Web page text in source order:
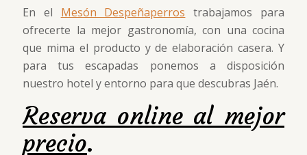
En el Mesón Despeñaperros trabajamos para
ofrecerte la mejor gastronomía, con una cocina
que mima el producto y de elaboración casera. Y
para tus escapadas ponemos a disposición
nuestro hotel y entorno para que descubras Jaén.
Reserva online al mejor
precio.